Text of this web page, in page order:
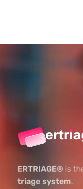
ERTRIAGE® is
triage system.